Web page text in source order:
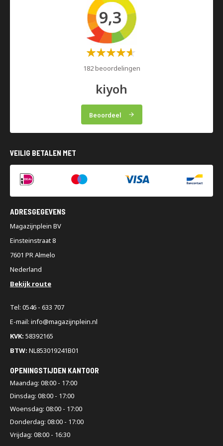
9,3
Waardering:
182 beoordelingen
kiyoh
Beoordeel
VEILIG BETALEN MET
ADRESGEGEVENS
Magazijnplein BV
Einsteinstraat 8
7601 PR Almelo
Nederland
Bekijk route
Tel: 0546 - 633 707
E-mail: info@magazijnplein.nl
KVK: 58392165
BTW: NL853019241B01
OPENINGSTIJDEN KANTOOR
Maandag: 08:00 - 17:00
Dinsdag: 08:00 - 17:00
Woensdag: 08:00 - 17:00
Donderdag: 08:00 - 17:00
Vrijdag: 08:00 - 16:30